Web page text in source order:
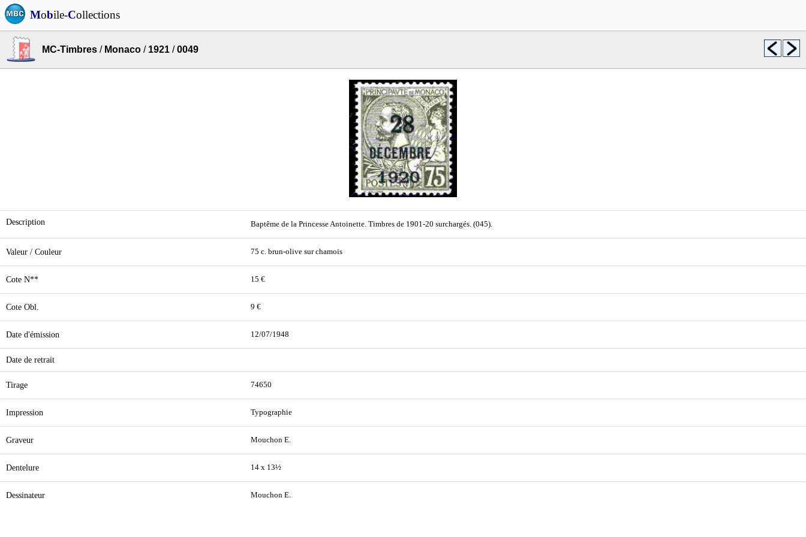
Mobile-Collections
MC-Timbres / Monaco / 1921 /0049
Description Baptême de la Princesse Antoinette. Timbres de 1901-20 surchargés. (045).
Valeur / Couleur 75 c. brun-olive sur chamois
Cote N** 15 €
Cote Obl. 9 €
Date d'émission 12/07/1948
Date de retrait
Tirage 74650
Impression Typographie
Graveur Mouchon E.
Dentelure 14 x 13½
Dessinateur Mouchon E.